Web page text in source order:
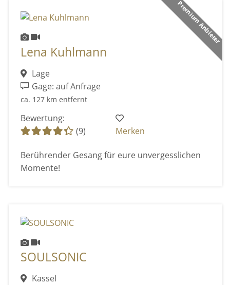
Premium Anbieter
Lena Kuhlmann
Lage
Gage: auf Anfrage
ca. 127 km entfernt
Bewertung:
(9)
Merken
Berührender Gesang für eure unvergesslichen
Momente!
SOULSONIC
Kassel